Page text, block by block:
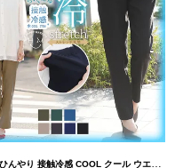
感 COOL クール ウエストゴム 楽ちん ストレッチ 美脚 レギパン 【ストレッチ】 | 大きいサイズの通販ならハッピーマリリン